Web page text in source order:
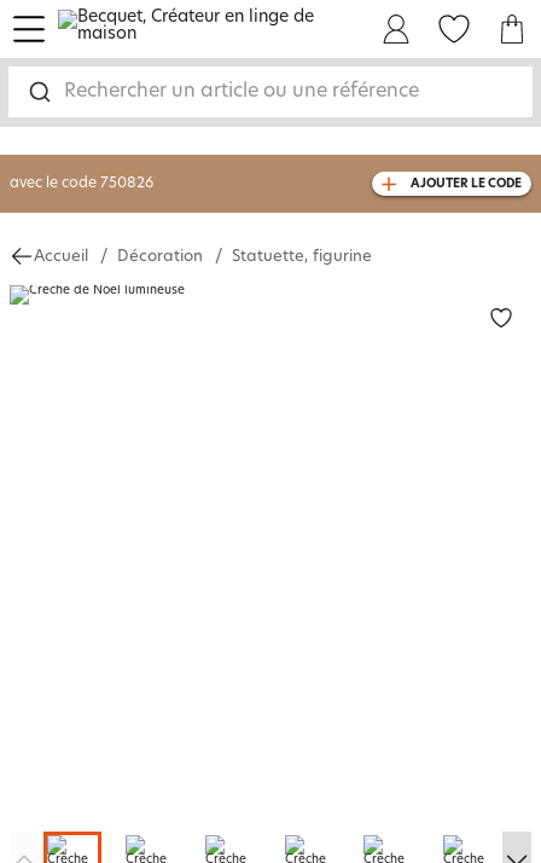
Rechercher un article ou une référence
menu
-30% sur votre commandedès 2 articles
livraison GRATUITEdès 110€ d'achat
avec le code 750826 AJOUTER LE CODE
Accueil Décoration Statuette, figurine